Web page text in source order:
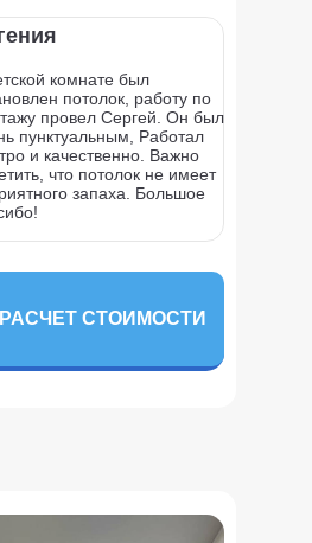
СТОИМОСТИ
комнате был
потолок, работу по
провел Сергей. Он был
пунктуальным, Работал
и качественно. Важно
что потолок не имеет
запаха. Большое